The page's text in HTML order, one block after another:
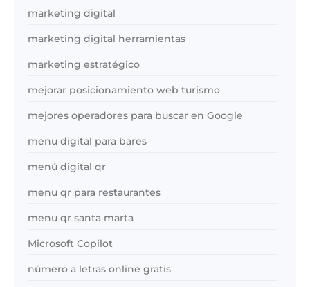
marketing digital
marketing digital herramientas
marketing estratégico
mejorar posicionamiento web turismo
mejores operadores para buscar en Google
menu digital para bares
menú digital qr
menu qr para restaurantes
menu qr santa marta
Microsoft Copilot
número a letras online gratis